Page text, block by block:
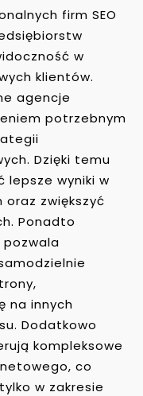
firm SEO
w
klientów.
agencje
potrzebnym
Dzięki temu
wyniki w
zwiększyć
Ponadto
pozwala
na innych
Dodatkowo
kompleksowe
co
w zakresie